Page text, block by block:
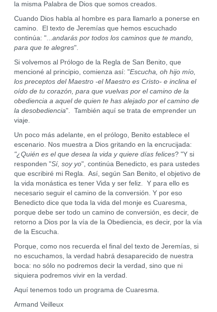
la misma Palabra de Dios que somos creados.
Cuando Dios habla al hombre es para llamarlo a ponerse en
camino. El texto de Jeremías que hemos escuchado
continúa: "...andarás por todos los caminos que te mando,
para que te alegres".
Si volvemos al Prólogo de la Regla de San Benito, que
mencioné al principio, comienza así: "Escucha, oh hijo mío,
los preceptos del Maestro -el Maestro es Cristo- e inclina el
oído de tu corazón, para que vuelvas por el camino de la
obediencia a aquel de quien te has alejado por el camino de
la desobediencia". También aquí se trata de emprender un
viaje.
Un poco más adelante, en el prólogo, Benito establece el
escenario. Nos muestra a Dios gritando en la encrucijada:
"¿Quién es el que desea la vida y quiere días felices? "Y si
responden "Sí, soy yo", continúa Benedicto, es para ustedes
que escribiré mi Regla. Así, según San Benito, el objetivo de
la vida monástica es tener Vida y ser feliz. Y para ello es
necesario seguir el camino de la conversión. Y por eso
Benedicto dice que toda la vida del monje es Cuaresma,
porque debe ser todo un camino de conversión, es decir, de
retorno a Dios por la vía de la Obediencia, es decir, por la vía
de la Escucha.
Porque, como nos recuerda el final del texto de Jeremías, si
no escuchamos, la verdad habrá desaparecido de nuestra
boca: no sólo no podremos decir la verdad, sino que ni
siquiera podremos vivir en la verdad.
Aquí tenemos todo un programa de Cuaresma.
Armand Veilleux